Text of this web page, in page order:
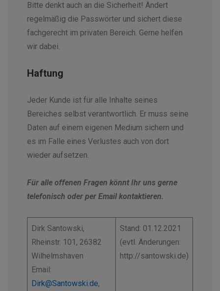
Bitte denkt auch an die Sicherheit! Ändert
regelmäßig die Passwörter und sichert diese
fachgerecht im privaten Bereich. Gerne helfen
wir dabei.
Haftung
Jeder Kunde ist für alle Inhalte seines
Bereiches selbst verantwortlich. Er muss seine
Daten auf einem eigenen Medium sichern und
es im Falle eines Verlustes auch von dort
wieder aufsetzen.
Für alle offenen Fragen könnt Ihr uns gerne
telefonisch oder per Email kontaktieren.
Dirk Santowski,
Rheinstr. 101, 26382
Wilhelmshaven
Email:
Dirk@Santowski.de,
Stand: 01.12.2021
(evtl. Änderungen:
http://santowski.de)